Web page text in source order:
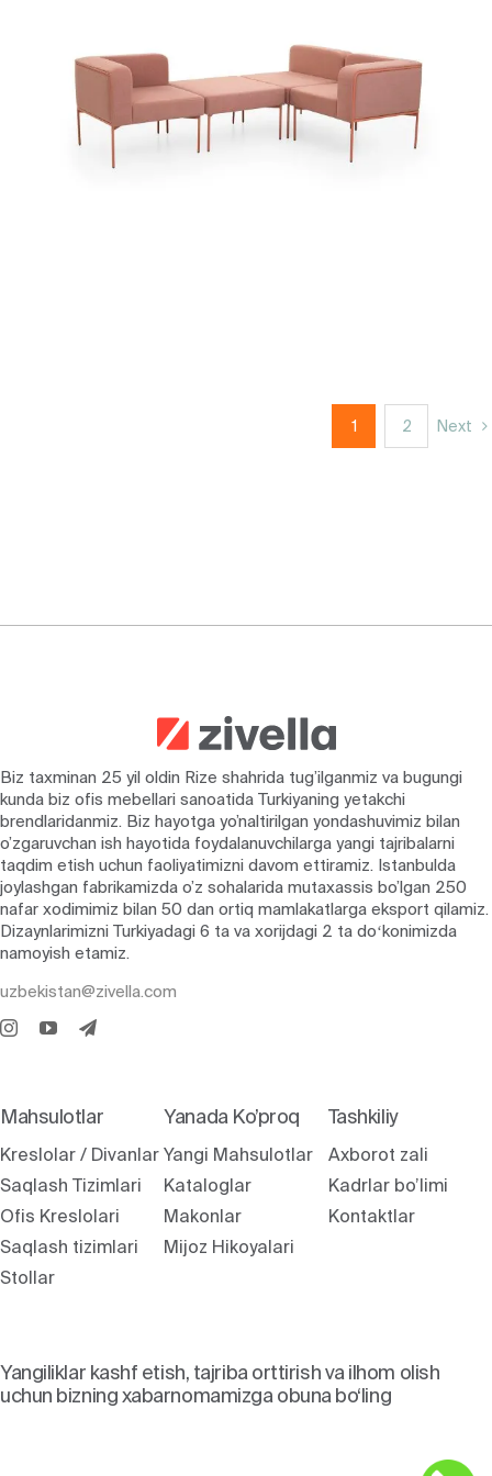
1 2 Next
Biz taxminan 25 yil oldin Rize shahrida tug’ilganmiz va bugungi
kunda biz ofis mebellari sanoatida Turkiyaning yetakchi
brendlaridanmiz. Biz hayotga yo’naltirilgan yondashuvimiz bilan
o’zgaruvchan ish hayotida foydalanuvchilarga yangi tajribalarni
taqdim etish uchun faoliyatimizni davom ettiramiz. Istanbulda
joylashgan fabrikamizda o’z sohalarida mutaxassis bo’lgan 250
nafar xodimimiz bilan 50 dan ortiq mamlakatlarga eksport qilamiz.
Dizaynlarimizni Turkiyadagi 6 ta va xorijdagi 2 ta doʻkonimizda
namoyish etamiz.
uzbekistan@zivella.com
Mahsulotlar
Kreslolar / Divanlar
Saqlash Tizimlari
Ofis Kreslolari
Saqlash tizimlari
Stollar
Yanada Ko’proq
Yangi Mahsulotlar
Kataloglar
Makonlar
Mijoz Hikoyalari
Tashkiliy
Axborot zali
Kadrlar bo’limi
Kontaktlar
Yangiliklar kashf etish, tajriba orttirish va ilhom olish
uchun bizning xabarnomamizga obuna bo‘ling